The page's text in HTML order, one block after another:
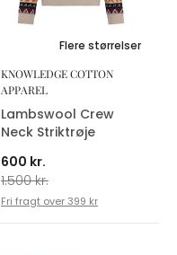
Flere størrelser
KNOWLEDGE COTTON
APPAREL
Lambswool Crew
Neck Striktrøje
600 kr.
1.500 kr.
Fri fragt over 399 kr